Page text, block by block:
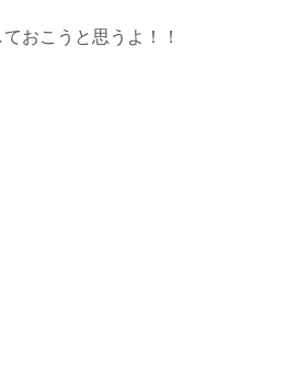
おこうと思うよ！！